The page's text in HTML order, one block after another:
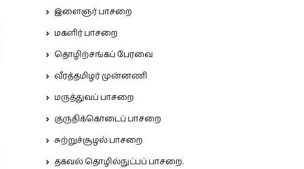
இளைஞர் பாசறை
மகளிர் பாசறை
தொழிற்சங்கப் பேரவை
வீரத்தமிழர் முன்னணி
மருத்துவப் பாசறை
குருதிக்கொடைப் பாசறை
சுற்றுச்சூழல் பாசறை
தகவல் தொழில்நுட்பப் பாசறை.